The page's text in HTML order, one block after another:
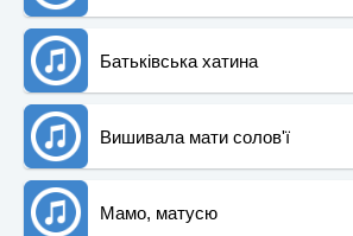
Батьківська хатина
Вишивала мати солов'ї
Мамо, матусю